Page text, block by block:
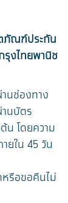
ภัณฑ์ประกัน
รุงไทยพานิช
นช่องทาง
านบัตร
น โดยความ
ยใน 45 วัน
รือขอคืนไม่